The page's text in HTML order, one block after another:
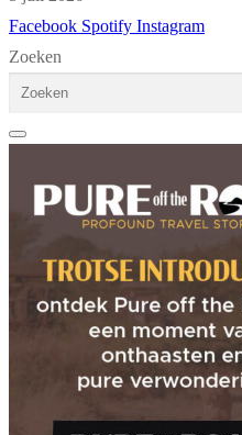
Facebook Spotify Instagram
Zoeken